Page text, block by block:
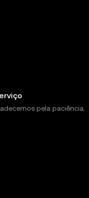
pela paciência.